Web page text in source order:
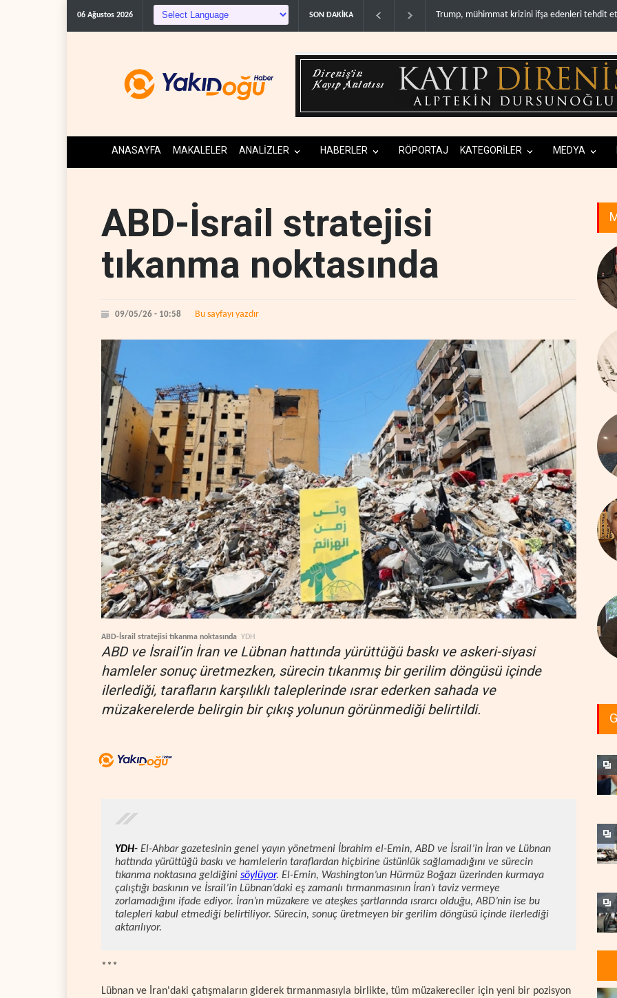
06 Ağustos 2026 SON DAKİKA Demokratlar: Trump Batı Şeria'da işgalci
ANASAYFA MAKALELER ANALİZLER HABERLER RÖPORTAJ KATEGORİLER MEDYA
ABD-İsrail stratejisi
tıkanma noktasında
09/05/26 - 10:58 Bu sayfayı yazdır
ABD-İsrail stratejisi tıkanma noktasında YDH
ABD ve İsrail’in İran ve Lübnan hattında yürüttüğü baskı ve askeri-siyasi
hamleler sonuç üretmezken, sürecin tıkanmış bir gerilim döngüsü içinde
ilerlediği, tarafların karşılıklı taleplerinde ısrar ederken sahada ve
müzakerelerde belirgin bir çıkış yolunun görünmediği belirtildi.
YDH- El-Ahbar gazetesinin genel yayın yönetmeni İbrahim el-Emin, ABD ve İsrail’in İran ve Lübnan
hattında yürüttüğü baskı ve hamlelerin taraflardan hiçbirine üstünlük sağlamadığını ve sürecin
tıkanma noktasına geldiğini söylüyor. El-Emin, Washington’un Hürmüz Boğazı üzerinden kurmaya
çalıştığı baskının ve İsrail’in Lübnan’daki eş zamanlı tırmanmasının İran’ı taviz vermeye
zorlamadığını ifade ediyor. İran’ın müzakere ve ateşkes şartlarında ısrarcı olduğu, ABD’nin ise bu
talepleri kabul etmediği belirtiliyor. Sürecin, sonuç üretmeyen bir gerilim döngüsü içinde ilerlediği
aktarılıyor.
***
Lübnan ve İran'daki çatışmaların giderek tırmanmasıyla birlikte, tüm müzakereciler için yeni bir pozisyon